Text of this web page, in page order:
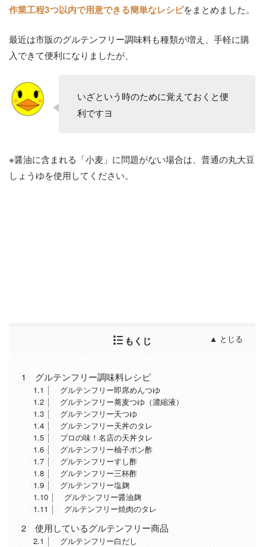
作業工程3つ以内で用意できる簡単なレシピをまとめました。
最近は市販のグルテンフリー調味料も種類が増え、手軽に購
入できて便利になりましたが、
いざという時のために覚えておくと便
利ですヨ
※醤油に含まれる「小麦」に問題がない場合は、普通の丸大豆
しょうゆを使用してください。
もくじ
1 グルテンフリー調味料レシピ
1.1
グルテンフリー即席めんつゆ
1.2
グルテンフリー蕎麦つゆ（濃縮液）
1.3
グルテンフリー天つゆ
1.4
グルテンフリー天丼のタレ
1.5
プロの味！名店の天丼タレ
1.6
グルテンフリー柚子ポン酢
1.7
グルテンフリーすし酢
1.8
グルテンフリー三杯酢
1.9
グルテンフリー塩麹
1.10
グルテンフリー醤油麹
1.11
グルテンフリー焼肉のタレ
2 使用しているグルテンフリー商品
2.1 グルテンフリー白だし